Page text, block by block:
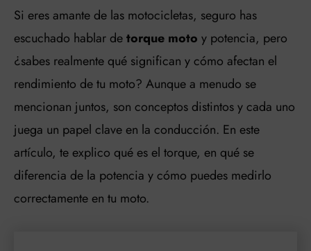
Si eres amante de las motocicletas, seguro has
escuchado hablar detorque moto y potencia, pero
¿sabes realmente qué significan y cómo afectan el
rendimiento de tu moto? Aunque a menudo se
mencionan juntos, son conceptos distintos y cada uno
juega un papel clave en la conducción. En este
artículo, te explico qué es el torque, en qué se
diferencia de la potencia y cómo puedes medirlo
correctamente en tu moto.